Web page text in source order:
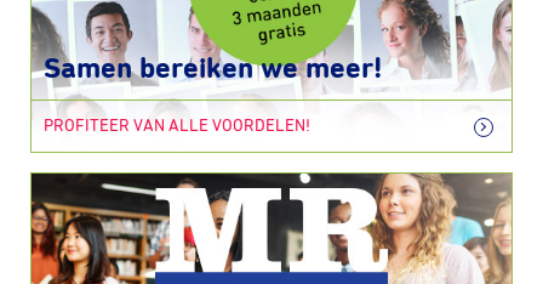
Samen bereiken we meer!
PROFITEER VAN ALLE VOORDELEN!